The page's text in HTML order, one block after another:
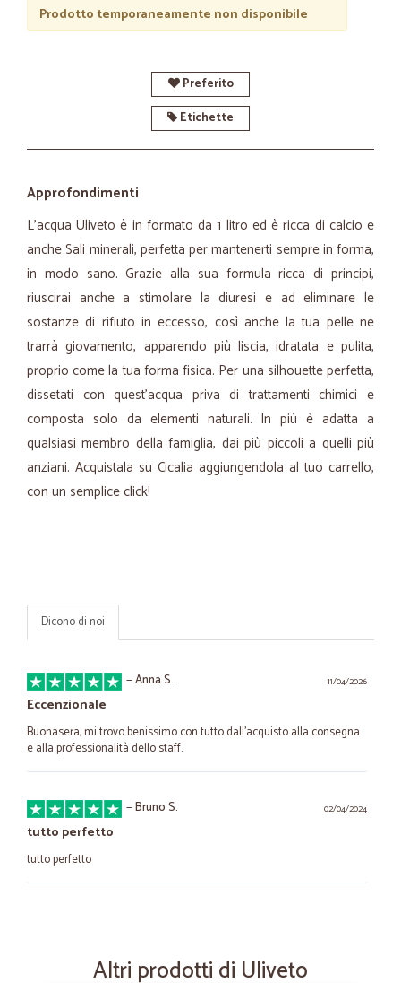
Prodotto temporaneamente non disponibile
Preferito
Etichette
Approfondimenti
L’acqua Uliveto è in formato da 1 litro ed è ricca di calcio e
anche Sali minerali, perfetta per mantenerti sempre in forma,
in modo sano. Grazie alla sua formula ricca di principi,
riuscirai anche a stimolare la diuresi e ad eliminare le
sostanze di rifiuto in eccesso, così anche la tua pelle ne
trarrà giovamento, apparendo più liscia, idratata e pulita,
proprio come la tua forma fisica. Per una silhouette perfetta,
dissetati con quest’acqua priva di trattamenti chimici e
composta solo da elementi naturali. In più è adatta a
qualsiasi membro della famiglia, dai più piccoli a quelli più
anziani. Acquistala su Cicalia aggiungendola al tuo carrello,
con un semplice click!
Dicono di noi
11/04/2026
—Anna S.
Eccenzionale
Buonasera, mi trovo benissimo con tutto dall'acquisto alla consegna
e alla professionalità dello staff.
02/04/2024
—Bruno S.
tutto perfetto
tutto perfetto
Ottimo rapporto qualità prezzo del prodotto, imballo impeccabile
Altri prodotti di Uliveto